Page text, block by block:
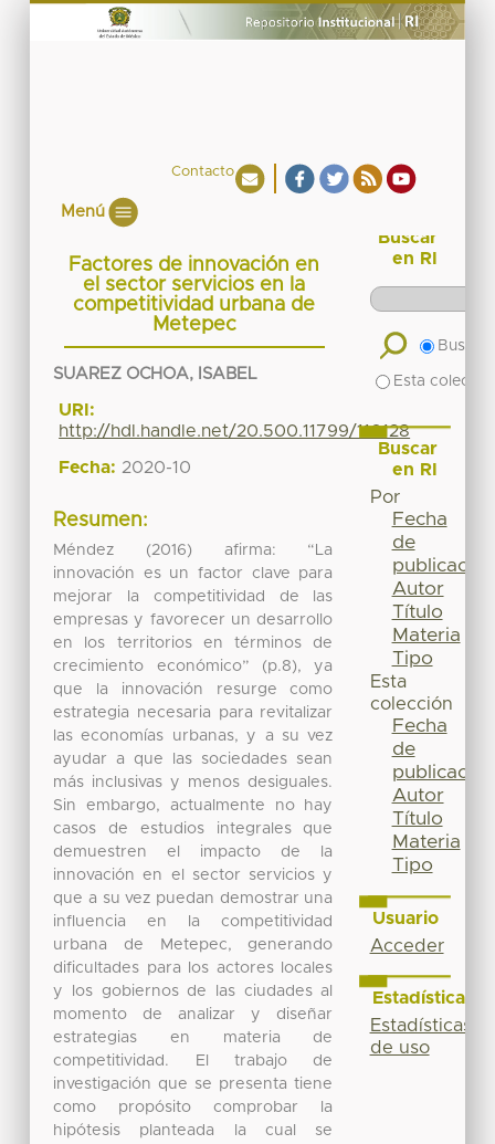
Contacto
Menú
Factores de innovación en
el sector servicios en la
competitividad urbana de
Metepec
SUAREZ OCHOA, ISABEL
URI:
http://hdl.handle.net/20.500.11799/110128
Fecha: 2020-10
Resumen:
Méndez (2016) afirma: “La
innovación es un factor clave para
mejorar la competitividad de las
empresas y favorecer un desarrollo
en los territorios en términos de
crecimiento económico” (p.8), ya
que la innovación resurge como
estrategia necesaria para revitalizar
las economías urbanas, y a su vez
ayudar a que las sociedades sean
más inclusivas y menos desiguales.
Sin embargo, actualmente no hay
casos de estudios integrales que
demuestren el impacto de la
innovación en el sector servicios y
que a su vez puedan demostrar una
influencia en la competitividad
urbana de Metepec, generando
dificultades para los actores locales
y los gobiernos de las ciudades al
momento de analizar y diseñar
estrategias en materia de
competitividad. El trabajo de
investigación que se presenta tiene
como propósito comprobar la
hipótesis planteada la cual se
Buscar
en RI
Buscar
Esta
Buscar
en RI
Por
Fecha
de
publicación
Autor
Título
Materia
Tipo
Esta
colección
Fecha
de
publicación
Autor
Título
Materia
Tipo
Usuario
Acceder
Estadísticas
Estadísticas
de uso